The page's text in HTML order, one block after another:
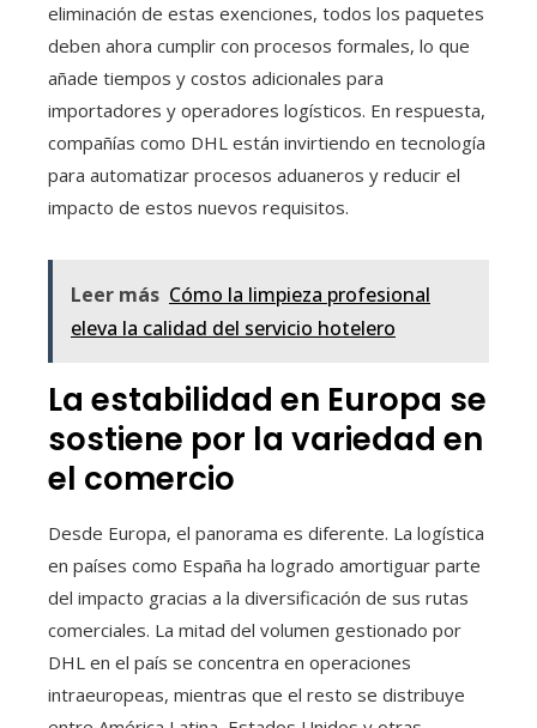
eliminación de estas exenciones, todos los paquetes
deben ahora cumplir con procesos formales, lo que
añade tiempos y costos adicionales para
importadores y operadores logísticos. En respuesta,
compañías como DHL están invirtiendo en tecnología
para automatizar procesos aduaneros y reducir el
impacto de estos nuevos requisitos.
Leer más Cómo la limpieza profesional
eleva la calidad del servicio hotelero
La estabilidad en Europa se
sostiene por la variedad en
el comercio
Desde Europa, el panorama es diferente. La logística
en países como España ha logrado amortiguar parte
del impacto gracias a la diversificación de sus rutas
comerciales. La mitad del volumen gestionado por
DHL en el país se concentra en operaciones
intraeuropeas, mientras que el resto se distribuye